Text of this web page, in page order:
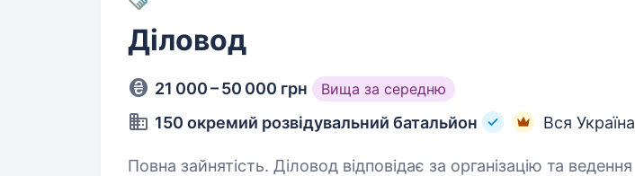
Діловод
21 000 – 50 000 грн Вища за середню
150 окремий розвідувальний батальйон Вся Україна
Повна зайнятість. Діловод відповідає за організацію та ведення